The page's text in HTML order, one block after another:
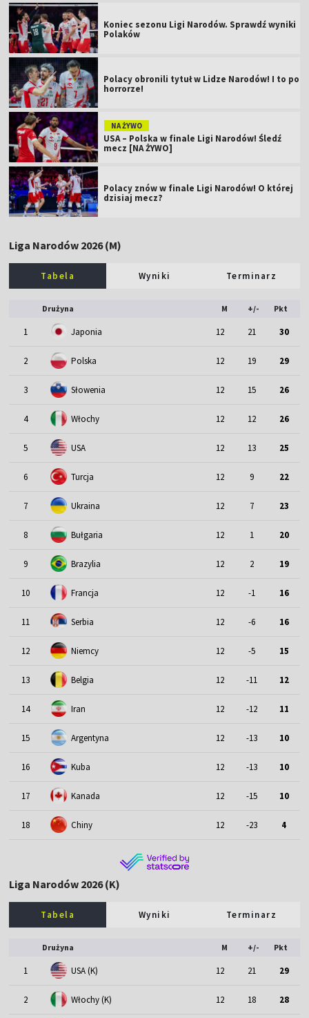
Koniec sezonu Ligi Narodów. Sprawdź wyniki
Polaków
Polacy obronili tytuł w Lidze Narodów! I to po
horrorze!
NA ŻYWO
USA – Polska w finale Ligi Narodów! Śledź
mecz [NA ŻYWO]
Polacy znów w finale Ligi Narodów! O której
dzisiaj mecz?
Liga Narodów 2026 (M)
Tabela Wyniki Terminarz
Drużyna M +/- Pkt
1 Japonia 12 21 30
2 Polska 12 19 29
3 Słowenia 12 15 26
4 Włochy 12 12 26
5 USA 12 13 25
6 Turcja 12 9 22
7 Ukraina 12 7 23
8 Bułgaria 12 1 20
9 Brazylia 12 2 19
10 Francja 12 -1 16
11 Serbia 12 -6 16
12 Niemcy 12 -5 15
13 Belgia 12 -11 12
14 Iran 12 -12 11
15 Argentyna 12 -13 10
16 Kuba 12 -13 10
17 Kanada 12 -15 10
18 Chiny 12 -23 4
Liga Narodów 2026 (K)
Tabela Wyniki Terminarz
Drużyna M +/- Pkt
1 USA (K) 12 21 29
2 Włochy (K) 12 18 28